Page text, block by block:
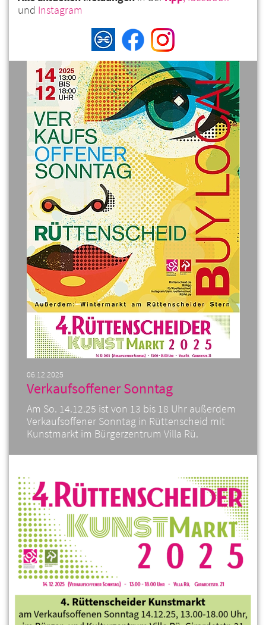
und Instagram
06.12.2025
Verkaufsoffener Sonntag
Am So. 14.12.25 ist von 13 bis 18 Uhr außerdem
Verkaufsoffener Sonntag in Rüttenscheid mit
Kunstmarkt im Bürgerzentrum Villa Rü.